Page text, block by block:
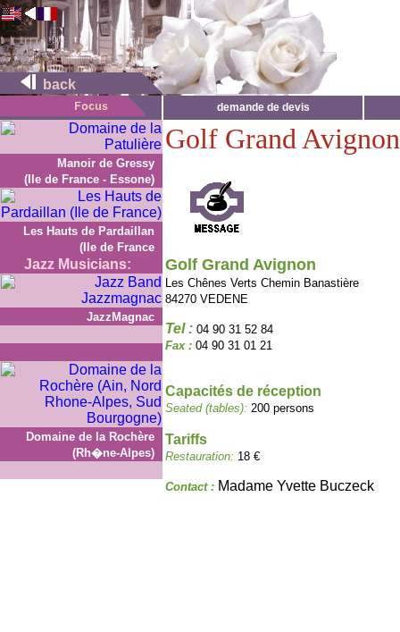
back
demande de devis
Manoir de Gressy
(Ile de France - Essone)
Les Hauts de Pardaillan
(Ile de France
Jazz Musicians:
JazzMagnac
Domaine de la Rochère
(Rh�ne-Alpes)
Golf Grand Avignon
Golf Grand Avignon
Les Chênes Verts Chemin Banastière
84270 VEDENE
Tel : 04 90 31 52 84
Fax : 04 90 31 01 21
Capacités de réception
Seated (tables): 200 persons
Tariffs
Restauration: 18 €
Contact : Madame Yvette Buczeck